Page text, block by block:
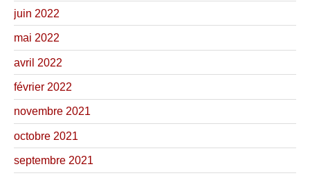
juin 2022
mai 2022
avril 2022
février 2022
novembre 2021
octobre 2021
septembre 2021